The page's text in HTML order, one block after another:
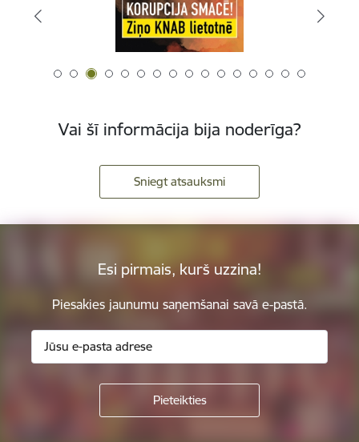
Vai šī informācija bija noderīga?
Sniegt atsauksmi
Esi pirmais, kurš uzzina!
Piesakies jaunumu saņemšanai savā e-pastā.